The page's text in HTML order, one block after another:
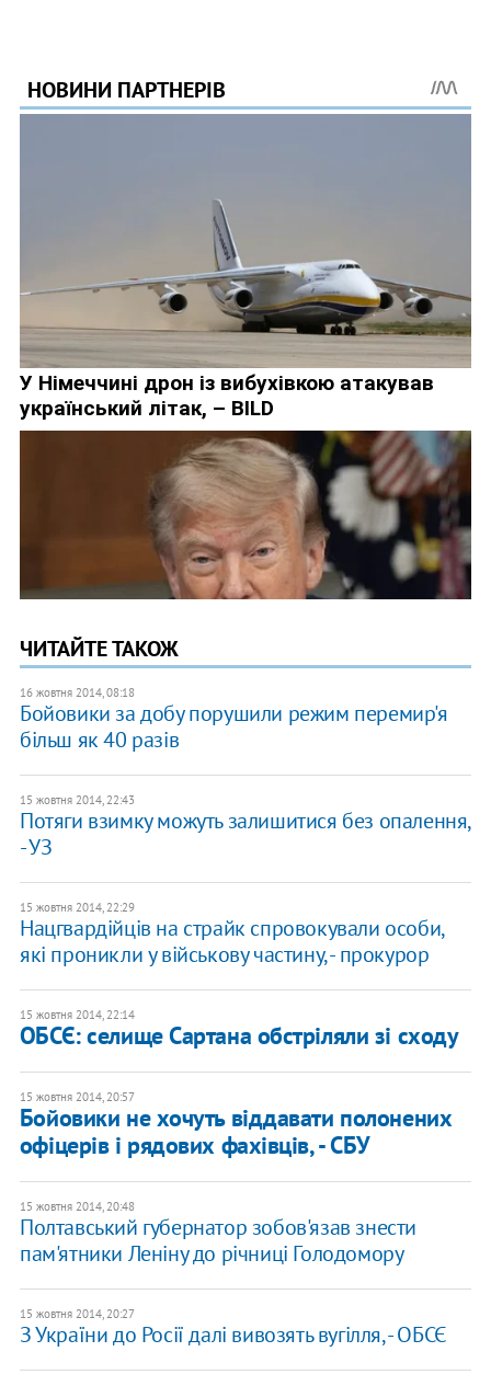
ЧИТАЙТЕ ТАКОЖ
16 жовтня 2014, 08:18
Бойовики за добу порушили режим перемир'я
більш як 40 разів
15 жовтня 2014, 22:43
Потяги взимку можуть залишитися без опалення,
- УЗ
15 жовтня 2014, 22:29
Нацгвардійців на страйк спровокували особи,
які проникли у військову частину, - прокурор
15 жовтня 2014, 22:14
ОБСЄ: селище Сартана обстріляли зі сходу
15 жовтня 2014, 20:57
Бойовики не хочуть віддавати полонених
офіцерів і рядових фахівців, - СБУ
15 жовтня 2014, 20:48
Полтавський губернатор зобов'язав знести
пам'ятники Леніну до річниці Голодомору
15 жовтня 2014, 20:27
З України до Росії далі вивозять вугілля, - ОБСЄ